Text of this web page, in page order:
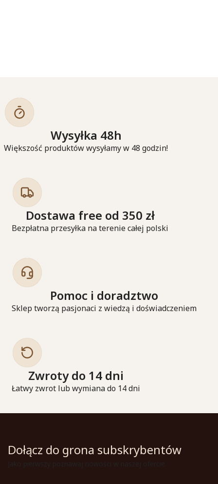
Wysyłka 48h
Większość produktów wysyłamy w 48 godzin!
Dostawa free od 350 zł
Bezpłatna przesyłka na terenie całej polski
Pomoc i doradztwo
Sklep tworzą pasjonaci z wiedzą i doświadczeniem
Zwroty do 14 dni
Łatwy zwrot lub wymiana do 14 dni
Dołącz do grona subskrybentów